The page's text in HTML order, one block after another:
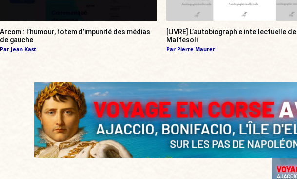
Arcom : l’humour, totem d’impunité des médias
de gauche
Par Jean Kast
[LIVRE] L’autobiographie intellectuelle de
Maffesoli
Par Pierre Maurer